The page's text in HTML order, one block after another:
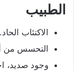
الطبيب
الاكتئاب الحاد.
التحسس من
وجود صديد،